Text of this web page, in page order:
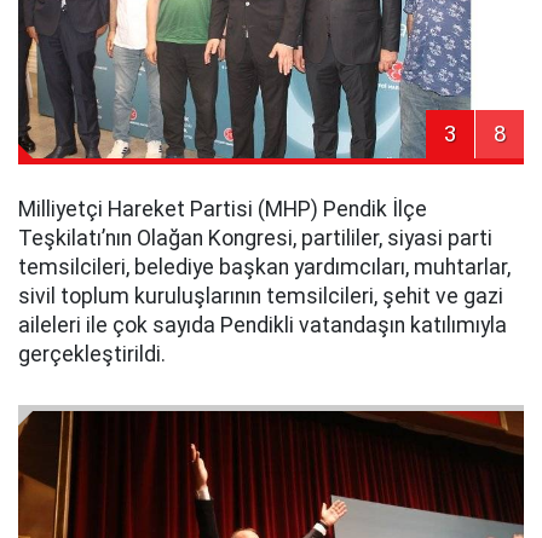
3 8
Milliyetçi Hareket Partisi (MHP) Pendik İlçe
Teşkilatı’nın Olağan Kongresi, partililer, siyasi parti
temsilcileri, belediye başkan yardımcıları, muhtarlar,
sivil toplum kuruluşlarının temsilcileri, şehit ve gazi
aileleri ile çok sayıda Pendikli vatandaşın katılımıyla
gerçekleştirildi.